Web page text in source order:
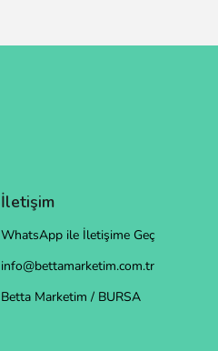
İletişim
WhatsApp ile İletişime Geç
info@bettamarketim.com.tr
Betta Marketim / BURSA